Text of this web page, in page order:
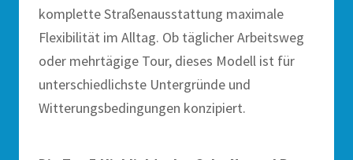
komplette Straßenausstattung maximale
Flexibilität im Alltag. Ob täglicher Arbeitsweg
oder mehrtägige Tour, dieses Modell ist für
unterschiedlichste Untergründe und
Witterungsbedingungen konzipiert.